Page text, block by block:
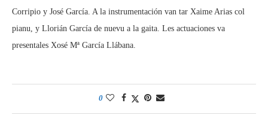
Corripio y José García. A la instrumentación van tar Xaime Arias col
pianu, y Llorián García de nuevu a la gaita. Les actuaciones va
presentales Xosé Mª García Llábana.
0